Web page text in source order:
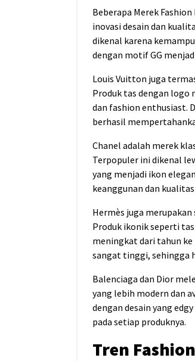
Beberapa Merek
inovasi desain dan
dikenal karena
dengan motif GG
Louis Vuitton juga
Produk tas dengan logo
dan fashion enthusiast.
berhasil
Chanel adalah merek
Terpopuler ini dikenal
yang menjadi ikon
keanggunan dan
Hermès juga
Produk ikonik seperti
meningkat dari tahun
sangat tinggi, sehingga
Balenciaga dan Dior
yang lebih modern dan
dengan desain yang
pada setiap produknya.
Tren